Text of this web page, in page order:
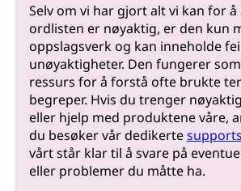
Selv om vi har gjort alt vi kan for å
ordlisten er nøyaktig, er den kun
oppslagsverk og kan inneholde
unøyaktigheter. Den fungerer
ressurs for å forstå ofte brukte
begreper. Hvis du trenger
eller hjelp med produktene våre,
du besøker vår dedikerte
vårt står klar til å svare på
eller problemer du måtte ha.